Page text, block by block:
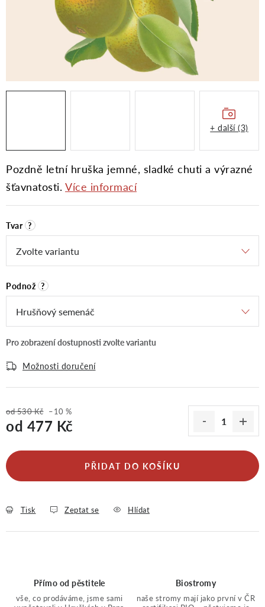
Pozdně letní hruška jemné, sladké chuti a výrazné
šťavnatosti. Více informací
Tvar ?
Podnož ?
Možnosti doručení
od 530 Kč –10 %
od 477 Kč
PŘIDAT DO KOŠÍKU
Tisk Zeptat se Hlídat
+ další (3)
Přímo od pěstitele
vše, co prodáváme, jsme sami
Biostromy
naše stromy mají jako první v ČR